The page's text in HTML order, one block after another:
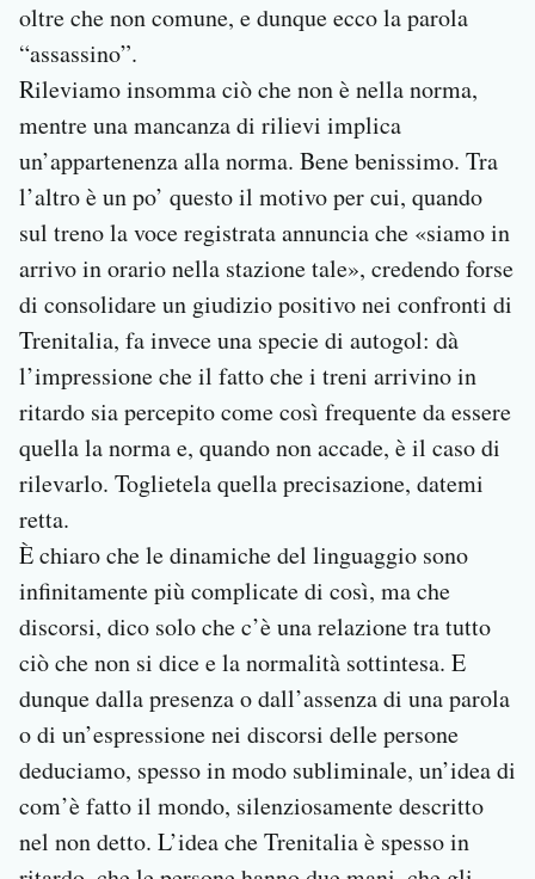
oltre che non comune, e dunque ecco la parola
“assassino”.
Rileviamo insomma ciò che non è nella norma,
mentre una mancanza di rilievi implica
un’appartenenza alla norma. Bene benissimo. Tra
l’altro è un po’ questo il motivo per cui, quando
sul treno la voce registrata annuncia che «siamo in
arrivo in orario nella stazione tale», credendo forse
di consolidare un giudizio positivo nei confronti di
Trenitalia, fa invece una specie di autogol: dà
l’impressione che il fatto che i treni arrivino in
ritardo sia percepito come così frequente da essere
quella la norma e, quando non accade, è il caso di
rilevarlo. Toglietela quella precisazione, datemi
retta.
È chiaro che le dinamiche del linguaggio sono
infinitamente più complicate di così, ma che
discorsi, dico solo che c’è una relazione tra tutto
ciò che non si dice e la normalità sottintesa. E
dunque dalla presenza o dall’assenza di una parola
o di un’espressione nei discorsi delle persone
deduciamo, spesso in modo subliminale, un’idea di
com’è fatto il mondo, silenziosamente descritto
nel non detto. L’idea che Trenitalia è spesso in